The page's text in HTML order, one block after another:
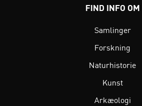
FIND INFO OM
Samlinger
Forskning
Naturhistorie
Kunst
Arkæologi